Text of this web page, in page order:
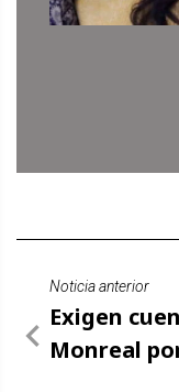
Noticia anterior
Exigen
Monreal